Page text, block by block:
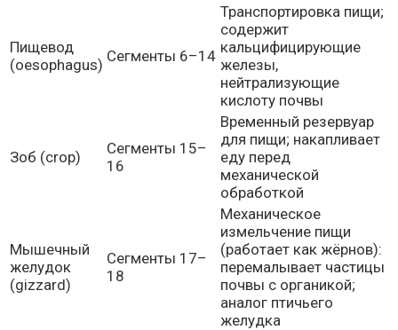
Пищевод
(oesophagus) Сегменты 6–14
Транспортировка пищи;
содержит
кальцифицирующие
железы,
нейтрализующие
кислоту почвы
Зоб (crop)
Сегменты 15–
16
Временный резервуар
для пищи; накапливает
еду перед
механической
обработкой
Мышечный
желудок
(gizzard)
Сегменты 17–
18
Механическое
измельчение пищи
(работает как жёрнов):
перемалывает частицы
почвы с органикой;
аналог птичьего
желудка